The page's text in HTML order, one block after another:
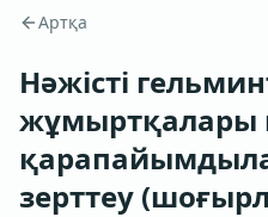
Артқа
Нәжісті
жұмыртқалары
зерттеу